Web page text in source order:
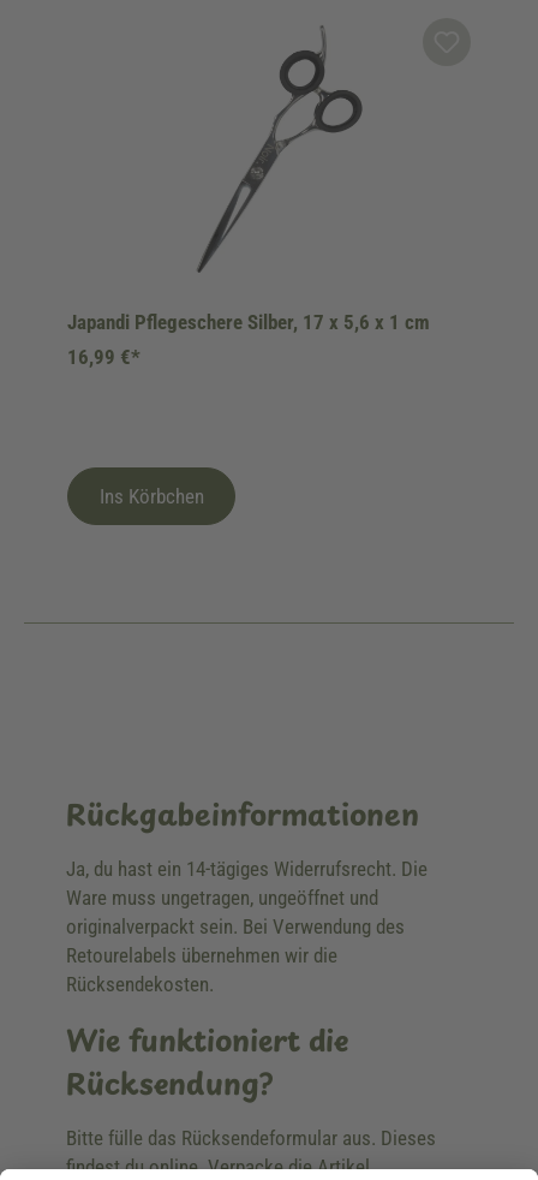
Japandi Pflegeschere Silber, 17 x 5,6 x 1 cm
16,99 €*
Ins Körbchen
Rückgabeinformationen
Ja, du hast ein 14-tägiges Widerrufsrecht. Die
Ware muss ungetragen, ungeöffnet und
originalverpackt sein. Bei Verwendung des
Retourelabels übernehmen wir die
Rücksendekosten.
Wie funktioniert die
Rücksendung?
Bitte fülle das Rücksendeformular aus. Dieses
findest du online. Verpacke die Artikel